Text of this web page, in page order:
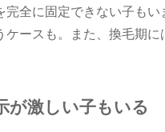
完全に固定できない子も
ケースも。また、換毛期
が激しい子もいる